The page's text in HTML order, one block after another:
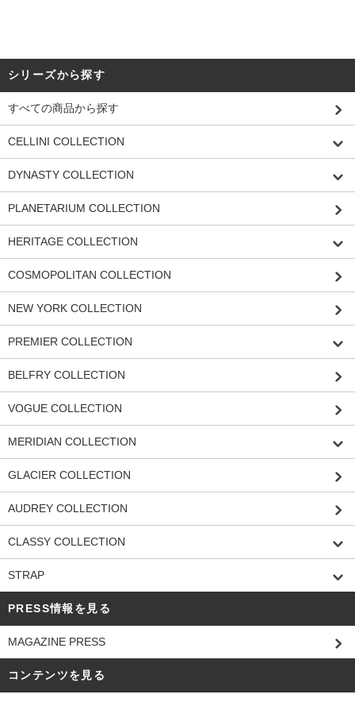
シリーズから探す
すべての商品から探す
CELLINI COLLECTION
DYNASTY COLLECTION
PLANETARIUM COLLECTION
HERITAGE COLLECTION
COSMOPOLITAN COLLECTION
NEW YORK COLLECTION
PREMIER COLLECTION
BELFRY COLLECTION
VOGUE COLLECTION
MERIDIAN COLLECTION
GLACIER COLLECTION
AUDREY COLLECTION
CLASSY COLLECTION
STRAP
PRESS情報を見る
MAGAZINE PRESS
コンテンツを見る